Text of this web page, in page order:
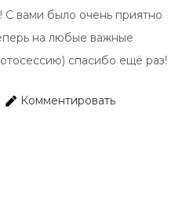
С вами было очень приятно
на любые важные
спасибо ещё раз!
Комментировать